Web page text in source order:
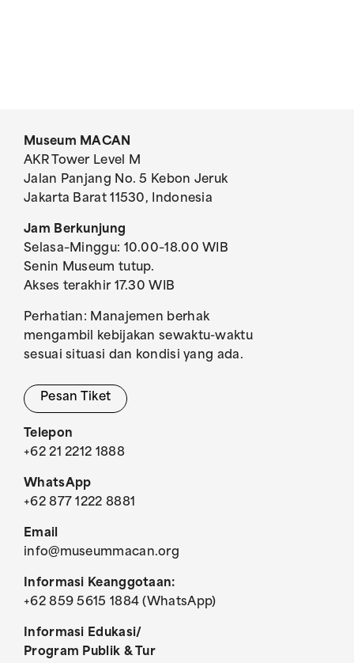
Museum MACAN
AKR Tower Level M
Jalan Panjang No. 5 Kebon Jeruk
Jakarta Barat 11530, Indonesia
Jam Berkunjung
Selasa–Minggu: 10.00–18.00 WIB
Senin Museum tutup.
Akses terakhir 17.30 WIB
Perhatian: Manajemen berhak
mengambil kebijakan sewaktu-waktu
sesuai situasi dan kondisi yang ada.
Pesan Tiket
Telepon
+62 21 2212 1888
WhatsApp
+62 877 1222 8881
Email
info@museummacan.org
Informasi Keanggotaan:
+62 859 5615 1884 (WhatsApp)
Informasi Edukasi/
Program Publik & Tur